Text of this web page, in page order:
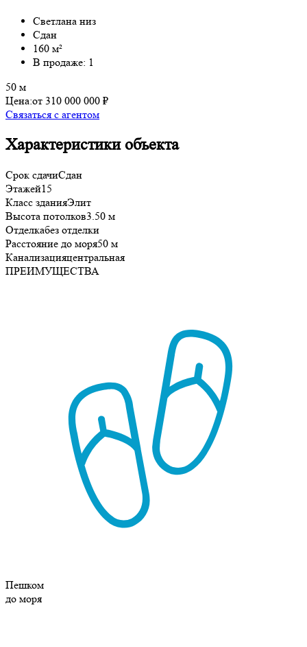
Светлана низ
Сдан
160 м²
В продаже: 1
50 м
Цена:от 310 000 000 ₽
Связаться с агентом
Характеристики объекта
Срок сдачиСдан
Этажей15
Класс зданияЭлит
Высота потолков3.50 м
Отделкабез отделки
Расстояние до моря50 м
Канализацияцентральная
ПРЕИМУЩЕСТВА
Пешком
до моря